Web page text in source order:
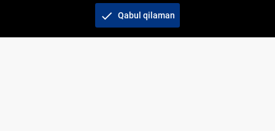
tashkil etish" AJ. Barcha huquqlar himoyalangan
check Qabul qilaman